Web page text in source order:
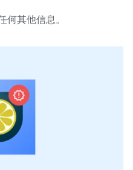
其他信息。